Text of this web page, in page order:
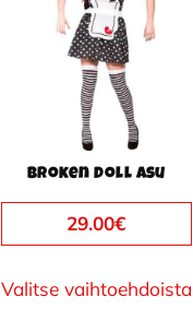
Broken Doll asu
29.00€
Valitse vaihtoehdoista
useampi
muunnelma.
tuotteen
sivulla.